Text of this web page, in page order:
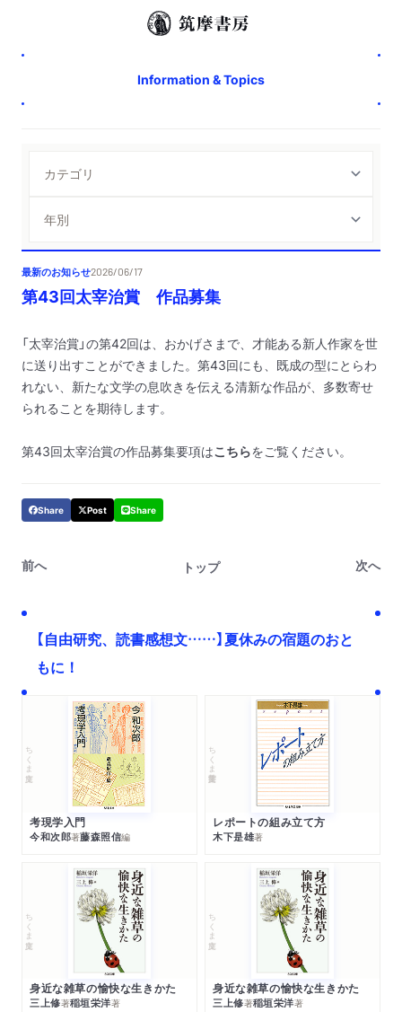
Information & Topics
最新のお知らせ2026/06/17
第43回太宰治賞 作品募集
「太宰治賞」の第42回は、おかげさまで、才能ある新人作家を世
に送り出すことができました。第43回にも、既成の型にとらわ
れない、新たな文学の息吹きを伝える清新な作品が、多数寄せ
られることを期待します。
第43回太宰治賞の作品募集要項はこちらをご覧ください。
Share Post Share
前へ トップ 次へ
【自由研究、読書感想文……】夏休みの宿題のおと
もに！
ちくま文庫
考現学入門
今和次郎著藤森照信編
ちくま学芸文庫
レポートの組み立て方
木下是雄著
ちくま文庫
身近な雑草の愉快な生きかた
三上修著稲垣栄洋著
ちくま文庫
身近な雑草の愉快な生きかた
三上修著稲垣栄洋著